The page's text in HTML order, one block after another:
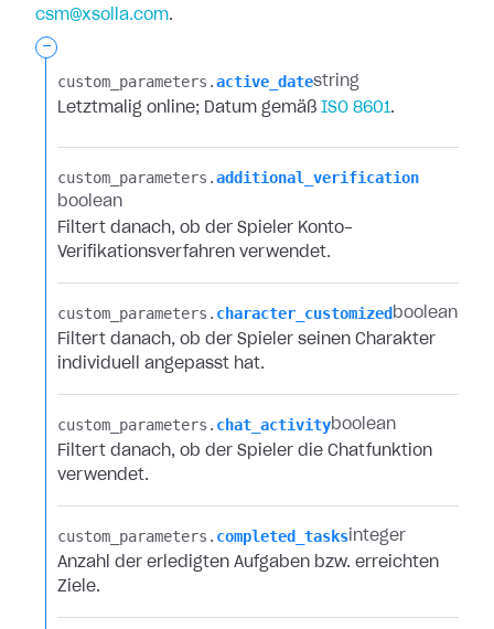
csm@xsolla.com.
-
custom_parameters.​active_datestring
Letztmalig online; Datum gemäß ISO 8601.
custom_parameters.​additional_verification
boolean
Filtert danach, ob der Spieler Konto-
Verifikationsverfahren verwendet.
custom_parameters.​ character_customized boolean
Filtert danach, ob der Spieler seinen Charakter
individuell angepasst hat.
custom_parameters.​ chat_activityboolean
Filtert danach, ob der Spieler die Chatfunktion
verwendet.
custom_parameters.​ completed_tasks integer
Anzahl der erledigten Aufgaben bzw. erreichten
Ziele.